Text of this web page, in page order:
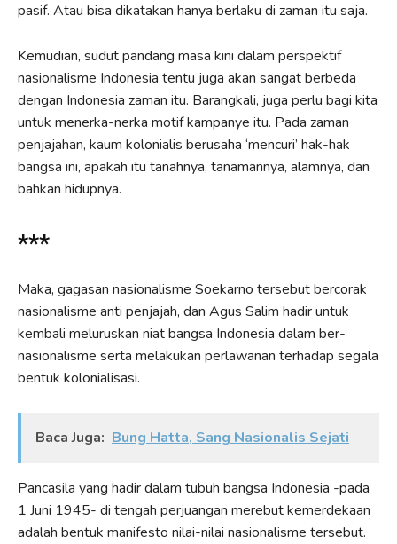
pasif. Atau bisa dikatakan hanya berlaku di zaman itu saja.
Kemudian, sudut pandang masa kini dalam perspektif
nasionalisme Indonesia tentu juga akan sangat berbeda
dengan Indonesia zaman itu. Barangkali, juga perlu bagi kita
untuk menerka-nerka motif kampanye itu. Pada zaman
penjajahan, kaum kolonialis berusaha ‘mencuri’ hak-hak
bangsa ini, apakah itu tanahnya, tanamannya, alamnya, dan
bahkan hidupnya.
***
Maka, gagasan nasionalisme Soekarno tersebut bercorak
nasionalisme anti penjajah, dan Agus Salim hadir untuk
kembali meluruskan niat bangsa Indonesia dalam ber-
nasionalisme serta melakukan perlawanan terhadap segala
bentuk kolonialisasi.
Baca Juga: Bung Hatta, Sang Nasionalis Sejati
Pancasila yang hadir dalam tubuh bangsa Indonesia -pada
1 Juni 1945- di tengah perjuangan merebut kemerdekaan
adalah bentuk manifesto nilai-nilai nasionalisme tersebut.